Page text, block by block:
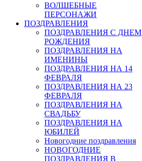
ВОЛШЕБНЫЕ
ПЕРСОНАЖИ
ПОЗДРАВЛЕНИЯ
ПОЗДРАВЛЕНИЯ С ДНЕМ
РОЖДЕНИЯ
ПОЗДРАВЛЕНИЯ НА
ИМЕНИНЫ
ПОЗДРАВЛЕНИЯ НА 14
ФЕВРАЛЯ
ПОЗДРАВЛЕНИЯ НА 23
ФЕВРАЛЯ
ПОЗДРАВЛЕНИЯ НА
СВАДЬБУ
ПОЗДРАВЛЕНИЯ НА
ЮБИЛЕЙ
Новогодние поздравления
НОВОГОДНИЕ
ПОЗДРАВЛЕНИЯ В